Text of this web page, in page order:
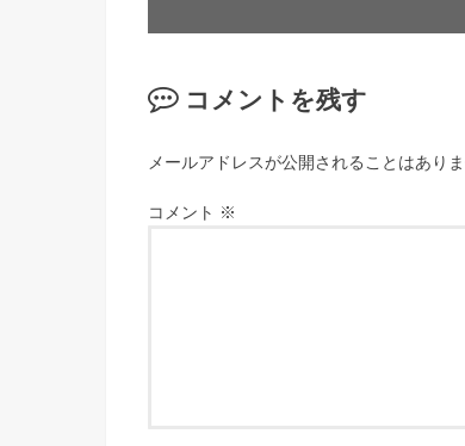
コメントを残す
メールアドレスが公開されることはありま
コメント ※